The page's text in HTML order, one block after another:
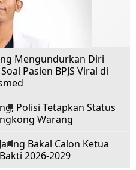
Mengundurkan Diri
Pasien BPJS Viral di
Polisi Tetapkan Status
Warang
Bakal Calon Ketua
2026-2029